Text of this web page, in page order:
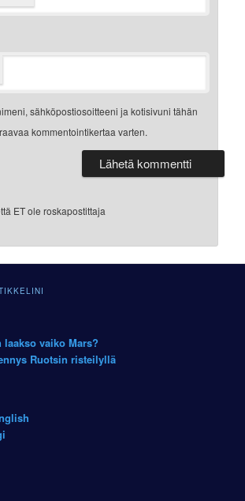
sähköpostiosoitteeni ja kotisivuni tähän
kommentointikertaa varten.
ET ole roskapostittaja
laakso vaiko Mars?
Ruotsin risteilyllä